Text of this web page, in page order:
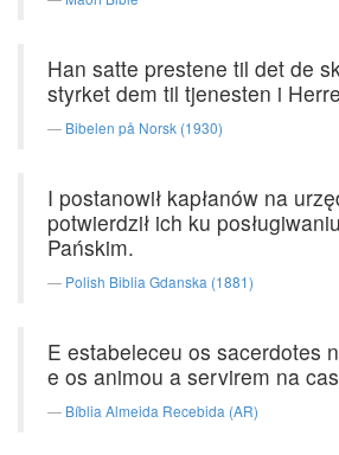
Han satte prestene til det de
styrket dem til tjenesten i
Bibelen på Norsk (1930)
I postanowił kapłanów na
potwierdził ich ku
Pańskim.
Polish Biblia Gdanska (1881)
E estabeleceu os sacerdotes
e os animou a servirem na
Bíblia Almeida Recebida (AR)